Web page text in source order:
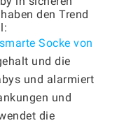
den Trend
Socke von
und die
und alarmiert
und
die